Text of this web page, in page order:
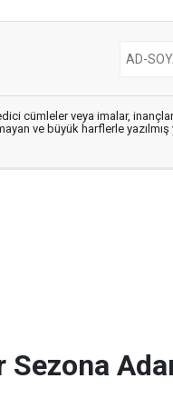
cümleler veya imalar,
ve büyük harflerle